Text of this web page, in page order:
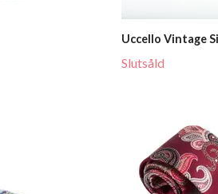
Uccello Vintage
Slutsåld